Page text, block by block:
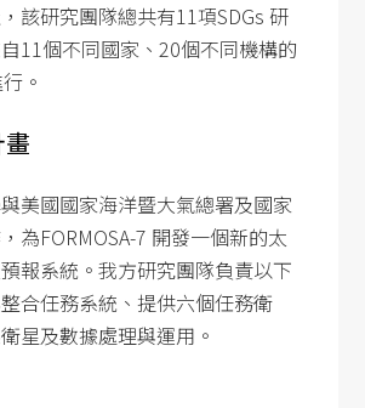
SDG15
該研究團隊總共有11項SDGs 研
11個不同國家、20個不同機構的
。
美國國家海洋暨大氣總署及國家
為FORMOSA-7 開發一個新的太
報系統。我方研究團隊負責以下
合任務系統、提供六個任務衛
星及數據處理與運用。